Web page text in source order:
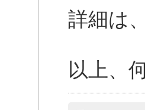
詳細は
以上、